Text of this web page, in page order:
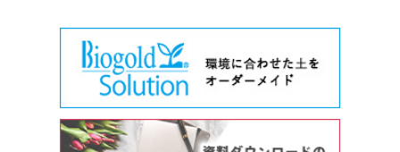
造成したらすぐに植え付け
耕運機をかけて準備したら、すぐに
植え付け可能。たっぷりの植物を植
え付ける準備が短時間で終わる。
大地肥は北海道でもすぐに効果を発
きた。